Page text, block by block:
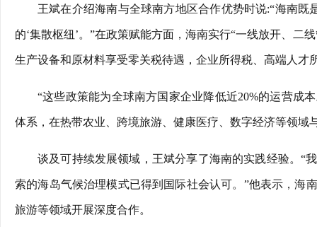
王斌在介绍海南与全球南方地区合作优势时说:“海南既
的‘集散枢纽’。”在政策赋能方面，海南实行“一线放开、二
生产设备和原材料享受零关税待遇，企业所得税、高端人才
“这些政策能为全球南方国家企业降低近20%的运营成
体系，在热带农业、跨境旅游、健康医疗、数字经济等领域
谈及可持续发展领域，王斌分享了海南的实践经验。“
索的海岛气候治理模式已得到国际社会认可。”他表示，海
旅游等领域开展深度合作。